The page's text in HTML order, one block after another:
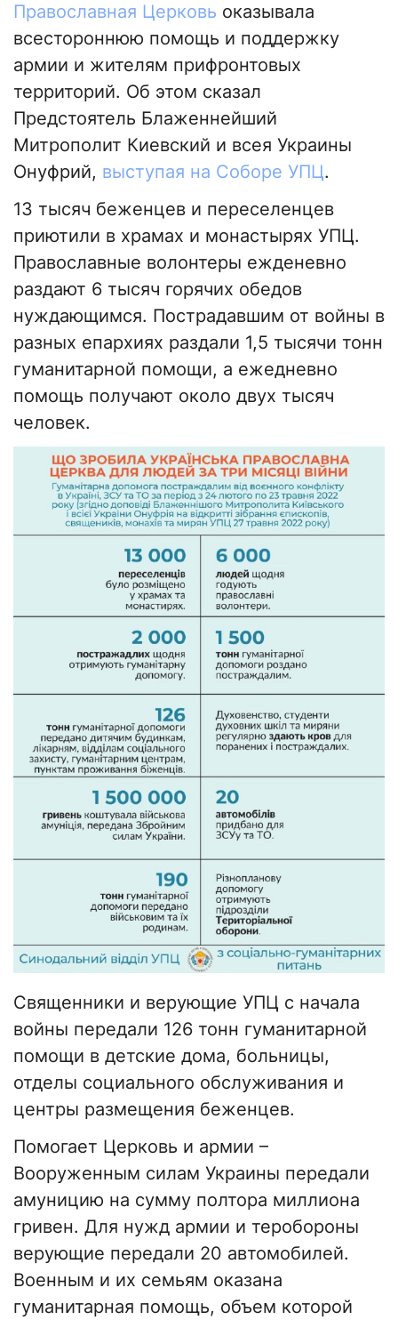
Православная Церковь оказывала
всестороннюю помощь и поддержку
армии и жителям прифронтовых
территорий. Об этом сказал
Предстоятель Блаженнейший
Митрополит Киевский и всея Украины
Онуфрий, выступая на Соборе УПЦ.
13 тысяч беженцев и переселенцев
приютили в храмах и монастырях УПЦ.
Православные волонтеры ежденевно
раздают 6 тысяч горячих обедов
нуждающимся. Пострадавшим от войны в
разных епархиях раздали 1,5 тысячи тонн
гуманитарной помощи, а ежедневно
помощь получают около двух тысяч
человек.
Священники и верующие УПЦ с начала
войны передали 126 тонн гуманитарной
помощи в детские дома, больницы,
отделы социального обслуживания и
центры размещения беженцев.
Помогает Церковь и армии –
Вооруженным силам Украины передали
амуницию на сумму полтора миллиона
гривен. Для нужд армии и теробороны
верующие передали 20 автомобилей.
Военным и их семьям оказана
гуманитарная помощь, объем которой